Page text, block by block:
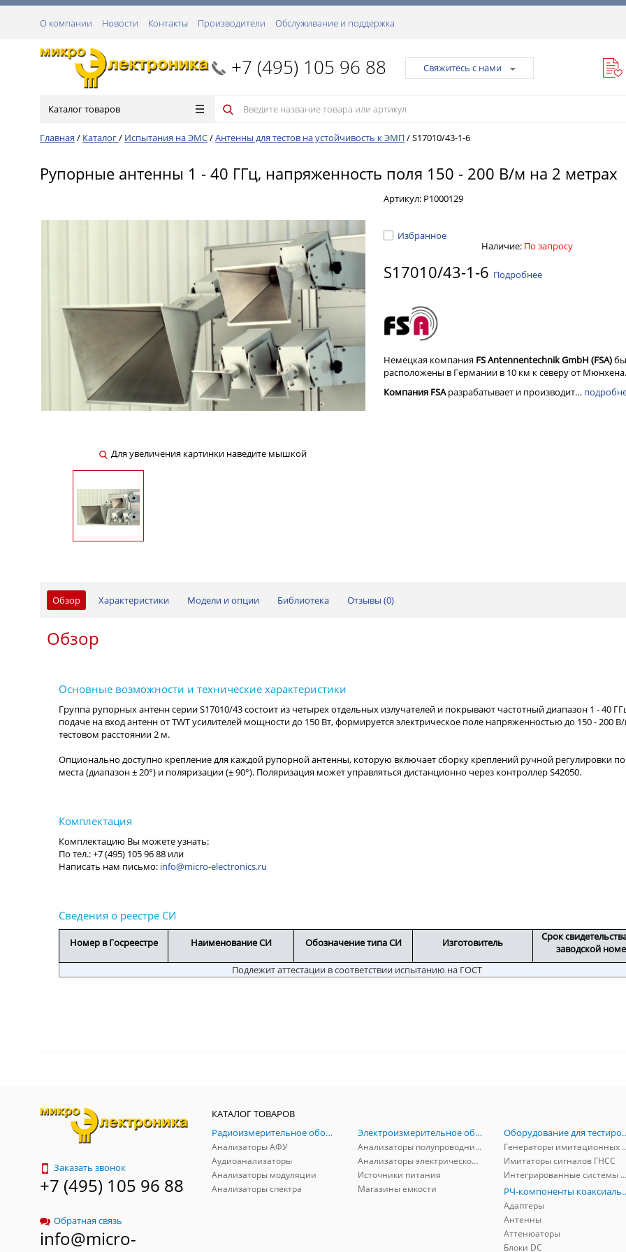
О компании Новости Контакты Производители Обслуживание и поддержка
+7 (495) 105 96 88 Свяжитесь с нами
Каталог товаров
Главная / Каталог/ Испытания на ЭМС/Антенны для тестов на устойчивость к ЭМП/S17010/43-1-6
Рупорные антенны 1 - 40 ГГц, напряженность поля 150 - 200 В/м на 2 метрах
Для увеличения картинки наведите мышкой
Артикул: Р1000129
Избранное
Наличие: По запросу
S17010/43-1-6 Подробнее
Немецкая компания FS Antennentechnik GmbH (FSA)
расположены в Германии в 10 км к северу от Мюнхена.
Компания FSAразрабатывает и производит…
Обзор Характеристики Модели и опции Библиотека Отзывы (0)
Обзор
info@micro-electronics.ru
Номер в Госреестре Наименование СИ Обозначение типа СИ Изготовитель
Срок
заводской
Подлежит аттестации в соответствии испытанию на ГОСТ
Заказать звонок
+7 (495) 105 96 88
Обратная связь
info@micro-
КАТАЛОГ ТОВАРОВ
Радиоизмерительное оборудование
Анализаторы АФУ
Аудиоанализаторы
Анализаторы модуляции
Анализаторы спектра
Электроизмерительное оборудование
Анализаторы полупроводников
Анализаторы электрической мощности
Источники питания
Магазины емкости
Оборудование
Генераторы
Имитаторы сигналов ГНСС
Интегрированные системы защиты от ГНСС-помех
РЧ-
Адаптеры
Антенны
Аттенюаторы
Блоки DC